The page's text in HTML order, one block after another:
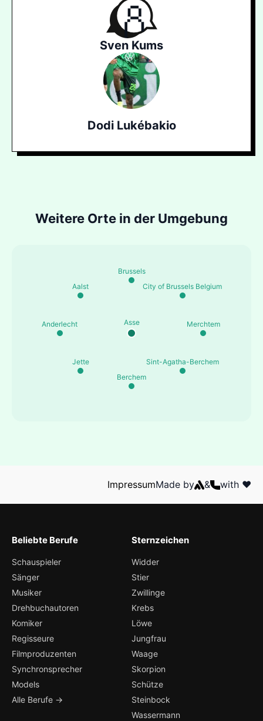
Sven Kums
Dodi Lukébakio
Weitere Orte in der Umgebung
Asse Merchtem
Sint-Agatha-Berchem
Berchem
Jette
Anderlecht
Aalst
Brussels
City of Brussels Belgium
ImpressumMade by & with ❤️
Beliebte Berufe
Schauspieler
Sänger
Musiker
Drehbuchautoren
Komiker
Regisseure
Filmproduzenten
Synchronsprecher
Models
Alle Berufe →
Sternzeichen
Widder
Stier
Zwillinge
Krebs
Löwe
Jungfrau
Waage
Skorpion
Schütze
Steinbock
Wassermann